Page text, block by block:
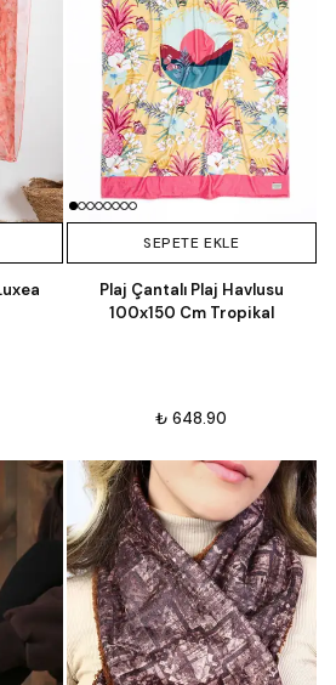
SEPETE EKLE
Plaj Çantalı Plaj Havlusu
100x150 Cm Tropikal
₺ 648.90